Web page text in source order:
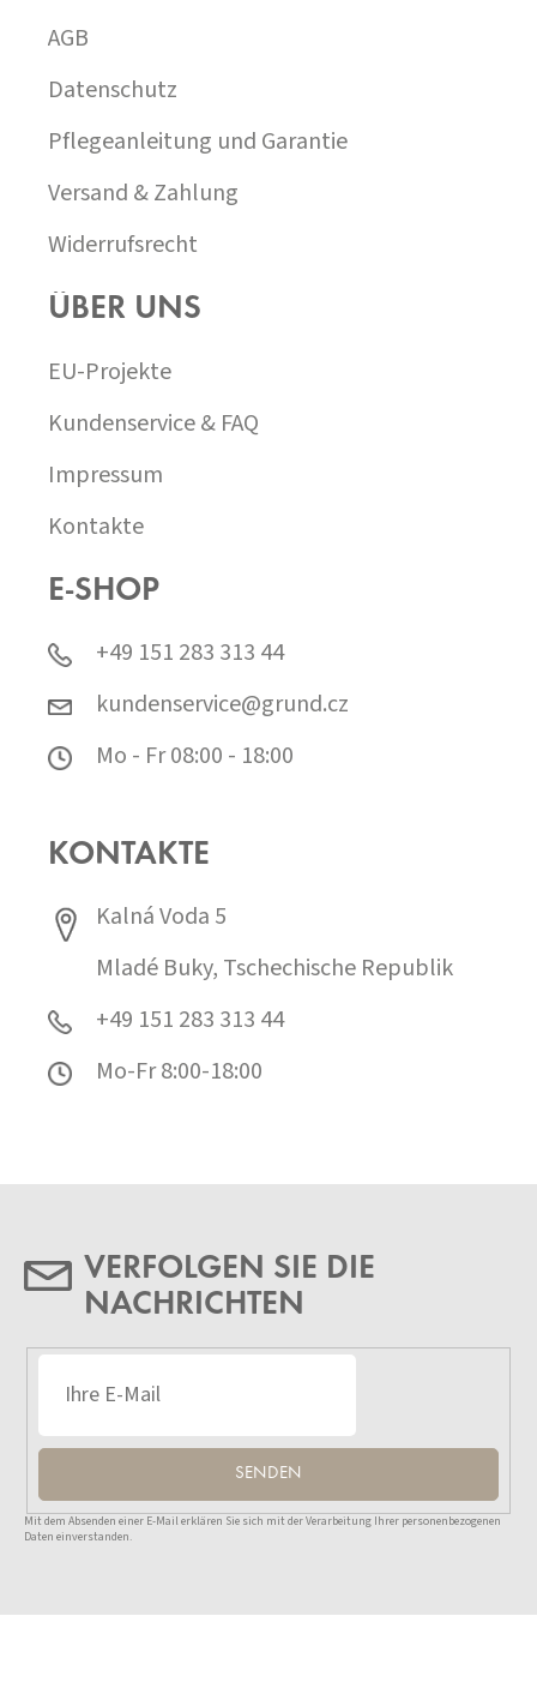
AGB
Datenschutz
Pflegeanleitung und Garantie
Versand & Zahlung
Widerrufsrecht
ÜBER UNS
EU-Projekte
Kundenservice & FAQ
Impressum
Kontakte
E-SHOP
+49 151 283 313 44
kundenservice@grund.cz
Mo - Fr 08:00 - 18:00
KONTAKTE
Kalná Voda 5
Mladé Buky, Tschechische Republik
+49 151 283 313 44
Mo-Fr 8:00-18:00
VERFOLGEN SIE DIE
NACHRICHTEN
SENDEN
Mit dem Absenden einer E-Mail erklären Sie sich mit der Verarbeitung Ihrer personenbezogenen
Daten einverstanden.